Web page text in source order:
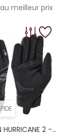
meilleur prix
2 -...